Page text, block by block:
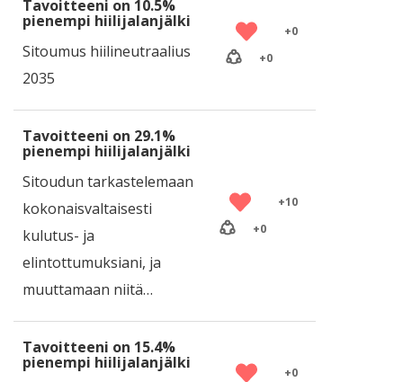
Tavoitteeni on 10.5%
pienempi hiilijalanjälki
Sitoumus hiilineutraalius
2035
+0
+0
Tavoitteeni on 29.1%
pienempi hiilijalanjälki
Sitoudun tarkastelemaan
kokonaisvaltaisesti
kulutus- ja
elintottumuksiani, ja
muuttamaan niitä…
+10
+0
Tavoitteeni on 15.4%
pienempi hiilijalanjälki
+0